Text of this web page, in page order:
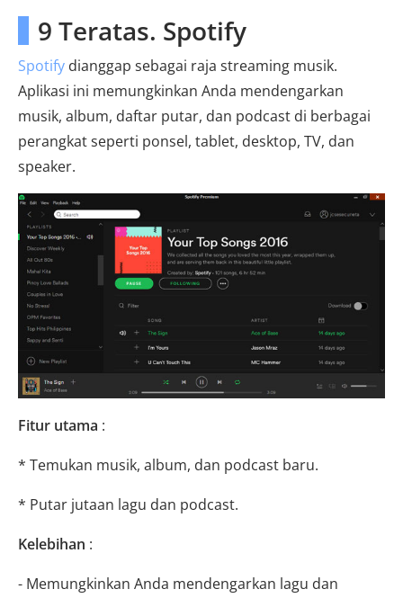
9 Teratas. Spotify
Spotify dianggap sebagai raja streaming musik.
Aplikasi ini memungkinkan Anda mendengarkan
musik, album, daftar putar, dan podcast di berbagai
perangkat seperti ponsel, tablet, desktop, TV, dan
speaker.
Fitur utama :
* Temukan musik, album, dan podcast baru.
* Putar jutaan lagu dan podcast.
Kelebihan :
- Memungkinkan Anda mendengarkan lagu dan